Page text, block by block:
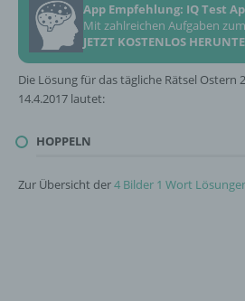
App Empfehlung: IQ Test
Mit zahlreichen Aufgaben
JETZT KOSTENLOS
Die Lösung für das tägliche Rätsel Ostern
14.4.2017 lautet:
HOPPELN
Zur Übersicht der4 Bilder 1 Wort